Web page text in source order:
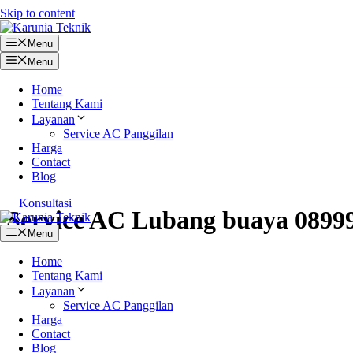
Skip to content
Menu
Menu
Home
Tentang Kami
Layanan
Service AC Panggilan
Harga
Contact
Blog
Konsultasi
Menu
Home
Tentang Kami
Layanan
Service AC Panggilan
Harga
Contact
Blog
Service AC Lubang buaya